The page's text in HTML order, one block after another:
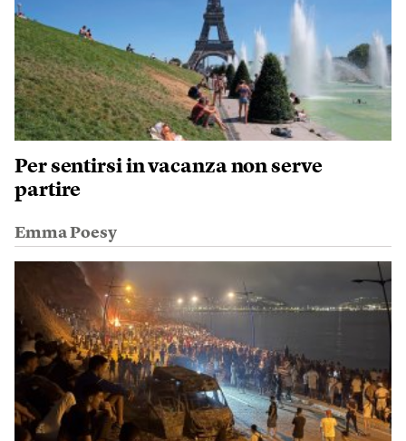
Per sentirsi in vacanza non serve
partire
Emma Poesy